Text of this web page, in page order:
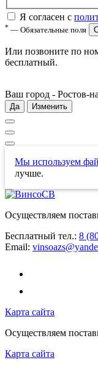
Я согласен с
* — Обязательные поля
Или позвоните по
бесплатный.
Ваш город - Ростов-
Да Изменить
Мы используем
лучше.
Осуществляем
Бесплатный тел.: 8
Email:
Карта сайта
Осуществляем
Карта сайта